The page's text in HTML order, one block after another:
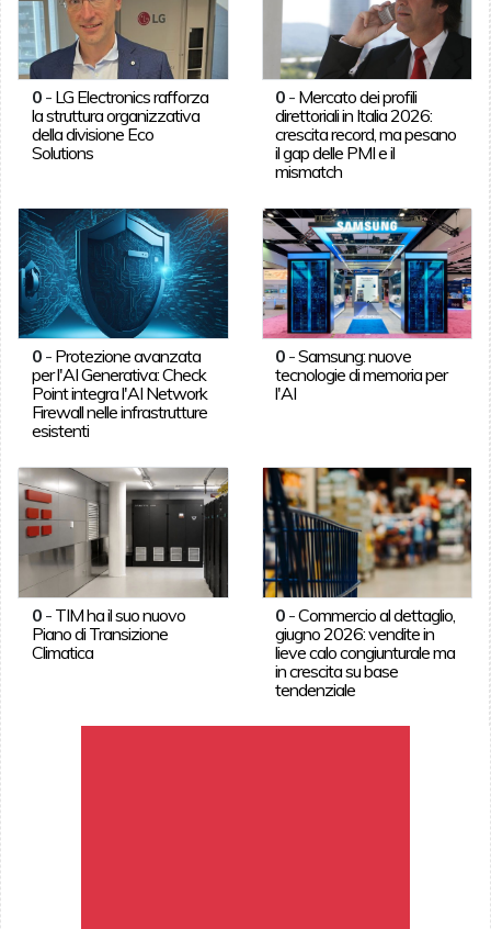
0- LG Electronics rafforza
la struttura organizzativa
della divisione Eco
Solutions
0 - Mercato dei profili
direttoriali in Italia 2026:
crescita record, ma pesano
il gap delle PMI e il
mismatch
0- Protezione avanzata
per l'AI Generativa: Check
Point integra l'AI Network
Firewall nelle infrastrutture
esistenti
0 -Samsung: nuove
tecnologie di memoria per
l'AI
0- TIM ha il suo nuovo
Piano di Transizione
Climatica
0 -Commercio al dettaglio,
giugno 2026: vendite in
lieve calo congiunturale ma
in crescita su base
tendenziale